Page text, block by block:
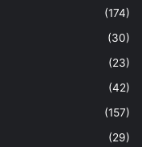
(174)
(30)
(23)
(42)
(157)
(29)